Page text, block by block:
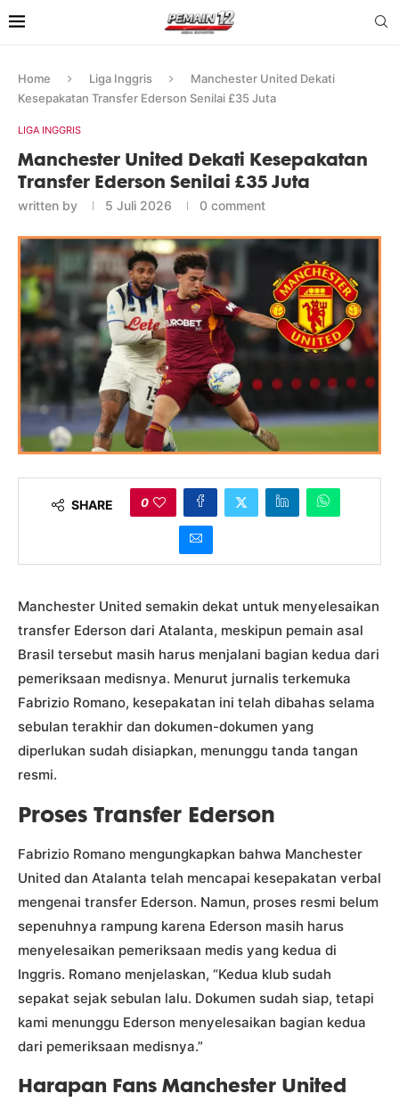
Home Liga Inggris
Manchester United Dekati
Kesepakatan Transfer Ederson Senilai £35 Juta
LIGA INGGRIS
Manchester United Dekati Kesepakatan
Transfer Ederson Senilai £35 Juta
written by 5 Juli 2026 0 comment
SHARE 0
Manchester United semakin dekat untuk menyelesaikan
transfer Ederson dari Atalanta, meskipun pemain asal
Brasil tersebut masih harus menjalani bagian kedua dari
pemeriksaan medisnya. Menurut jurnalis terkemuka
Fabrizio Romano, kesepakatan ini telah dibahas selama
sebulan terakhir dan dokumen-dokumen yang
diperlukan sudah disiapkan, menunggu tanda tangan
resmi.
Proses Transfer Ederson
Fabrizio Romano mengungkapkan bahwa Manchester
United dan Atalanta telah mencapai kesepakatan verbal
mengenai transfer Ederson. Namun, proses resmi belum
sepenuhnya rampung karena Ederson masih harus
menyelesaikan pemeriksaan medis yang kedua di
Inggris. Romano menjelaskan, “Kedua klub sudah
sepakat sejak sebulan lalu. Dokumen sudah siap, tetapi
kami menunggu Ederson menyelesaikan bagian kedua
dari pemeriksaan medisnya.”
Harapan Fans Manchester United